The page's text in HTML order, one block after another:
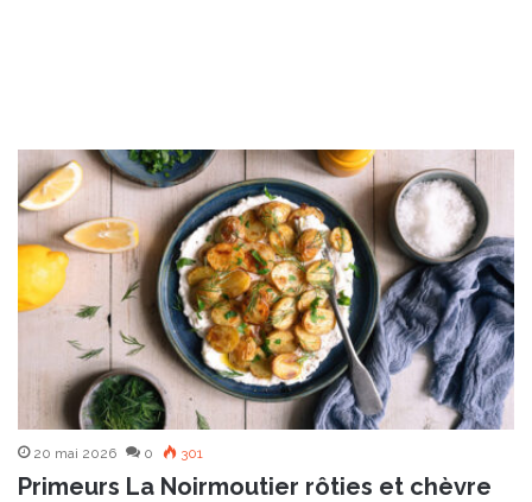
20 mai 2026 0 301
Primeurs La Noirmoutier rôties et chèvre